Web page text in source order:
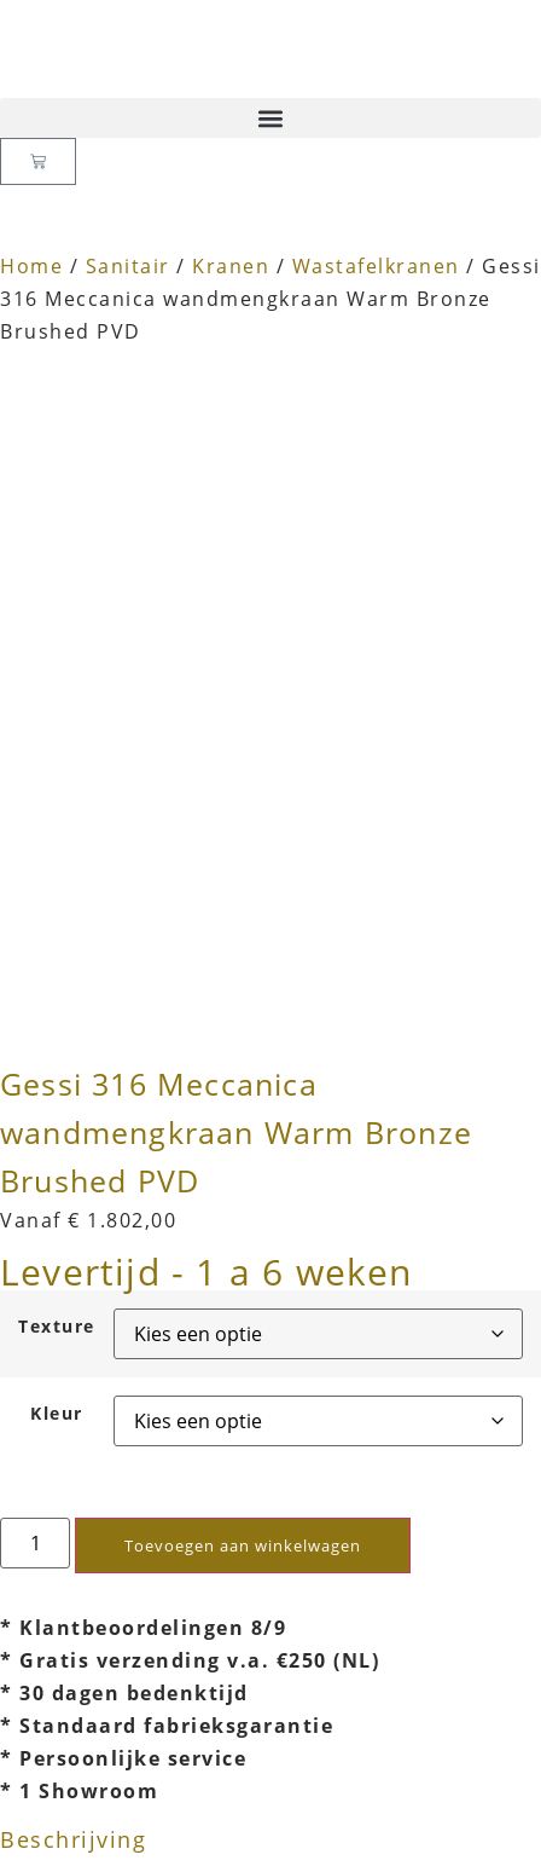
Home / Sanitair / Kranen / Wastafelkranen / Gessi
316 Meccanica wandmengkraan Warm Bronze
Brushed PVD
Gessi 316 Meccanica
wandmengkraan Warm Bronze
Brushed PVD
Vanaf € 1.802,00
Levertijd - 1 a 6 weken
Texture
Kleur
Toevoegen aan winkelwagen
* Klantbeoordelingen 8/9
* Gratis verzending v.a. €250 (NL)
* 30 dagen bedenktijd
* Standaard fabrieksgarantie
* Persoonlijke service
* 1 Showroom
Beschrijving